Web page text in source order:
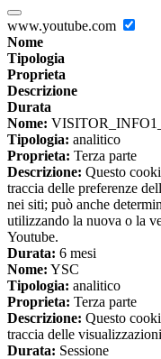
www.youtube.com
Nome
Tipologia
Proprieta
Descrizione
Durata
Nome:
Tipologia: analitico
Proprieta: Terza parte
Descrizione: Questo
traccia delle preferenze
nei siti; può anche
utilizzando la nuova o la
Youtube.
Durata: 6 mesi
Nome: YSC
Tipologia: analitico
Proprieta: Terza parte
Descrizione: Questo
traccia delle
Durata: Sessione